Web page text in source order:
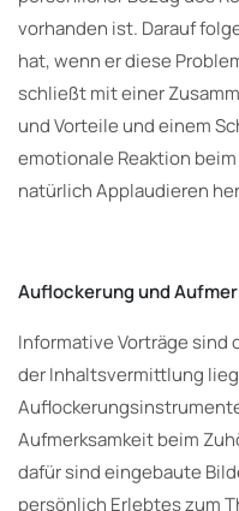
vorhanden ist. Darauf
hat, wenn er diese
schließt mit einer
und Vorteile und einem
emotionale Reaktion
natürlich Applaudieren
Auflockerung und
Informative Vorträge sind
der Inhaltsvermittlung
Aufmerksamkeit beim
dafür sind eingebaute
persönlich Erlebtes zum